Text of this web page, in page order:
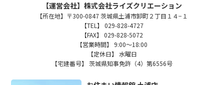
【運営会社】株式会社ライズクリエーション
【所在地】〒300-0847 茨城県土浦市卸町２丁目１４−１
【TEL】 029-828-4727
【FAX】 029-828-5072
【営業時間】 9:00～18:00
【定休日】 水曜日
【宅建番号】 茨城県知事免許（4）第6556号